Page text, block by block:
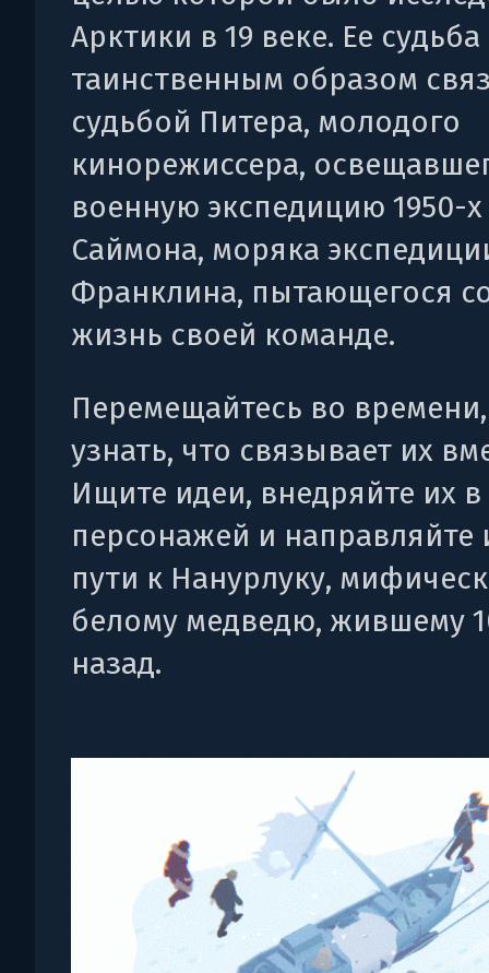
Арктики в 19 веке. Ее судьба
таинственным образом
судьбой Питера, молодого
кинорежиссера,
военную экспедицию 1950-х
Саймона, моряка
Франклина, пытающегося
жизнь своей команде.
Перемещайтесь во
узнать, что связывает их
Ищите идеи, внедряйте их в
персонажей и направляйте
пути к Нанурлуку,
белому медведю, жившему
назад.